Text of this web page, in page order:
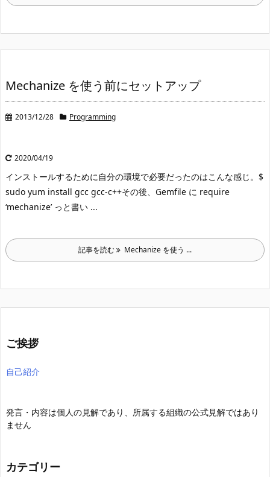
Mechanize を使う前にセットアップ
2013/12/28 Programming
2020/04/19
インストールするために自分の環境で必要だったのはこんな感じ。 $
sudo yum install gcc gcc-c++その後、Gemfile に require
‘mechanize’ っと書い ...
記事を読む Mechanize を使う ...
ご挨拶
自己紹介
発言・内容は個人の見解であり、所属する組織の公式見解ではあり
ません
カテゴリー